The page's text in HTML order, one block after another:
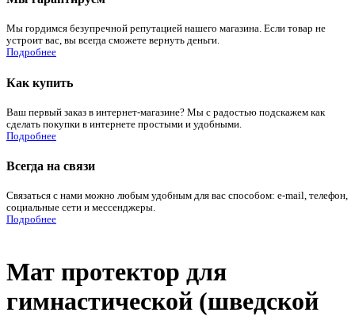
Мы гордимся безупречной репутацией нашего магазина. Если товар не
устроит вас, вы всегда сможете вернуть деньги.
Подробнее
Как купить
Ваш первый заказ в интернет-магазине? Мы с радостью подскажем как
сделать покупки в интернете простыми и удобными.
Подробнее
Всегда на связи
Связаться с нами можно любым удобным для вас способом: e-mail, телефон,
социальные сети и мессенджеры.
Подробнее
Мат протектор для
гимнастической (шведской